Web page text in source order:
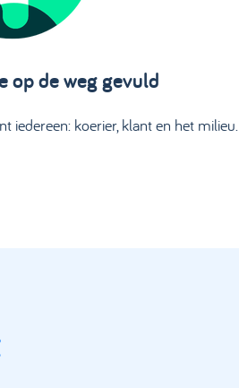
op de weg gevuld
iedereen: koerier, klant en het milieu.